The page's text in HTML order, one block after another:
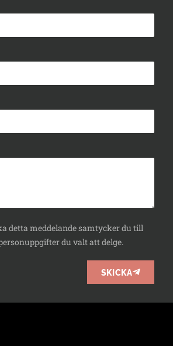
detta meddelande samtycker du till
du valt att delge.
SKICKA